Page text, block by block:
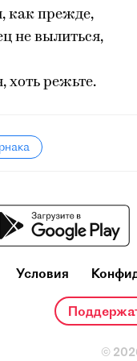
как прежде,
не вылиться,
хоть режьте.
Условия
©